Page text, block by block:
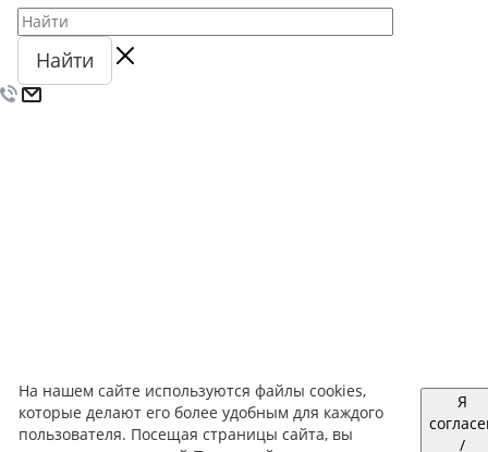
Найти
На нашем сайте используются файлы cookies,
которые делают его более удобным для каждого
пользователя. Посещая страницы сайта, вы
Я
/